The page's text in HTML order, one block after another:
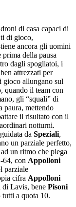
di casa capaci di
di gioco,
ancora gli uomini
prima della pausa
dagli spogliatoi, i
attrezzati per
gioco allungano sul
quando il team con
gli “squali” di
paura, mettendo
il risultato con il
notturni.
da Speziali,
un parziale perfetto,
un ritmo che piega
64, con Appolloni
parziale
cifra Appolloni
di Lavis, bene Pisoni
tutti a quota 10.